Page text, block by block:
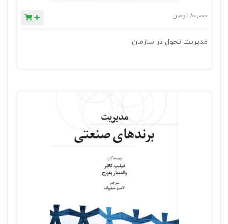
80,000 تومان
مدیریت تحول در سازمان